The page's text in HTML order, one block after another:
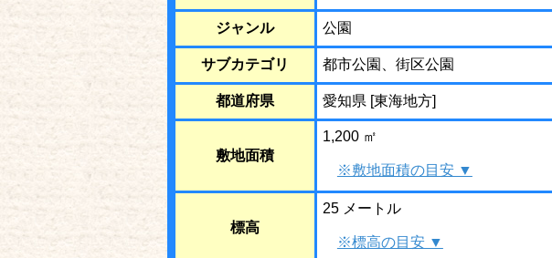
ジャンル 公園
サブカテゴリ 都市公園、街区公園
都道府県 愛知県 [東海地方]
敷地面積
1,200 ㎡
※敷地面積の目安 ▼
標高
25 メートル
※標高の目安 ▼